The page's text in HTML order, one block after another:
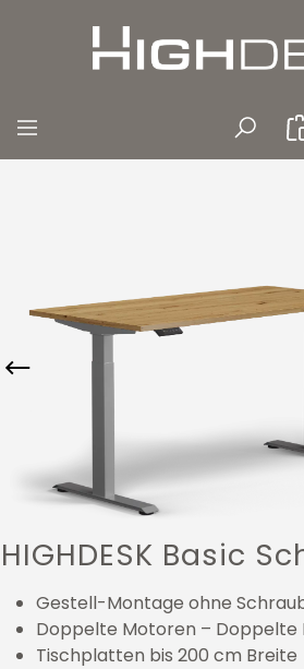
Zum Hauptinhalt springen
HIGHDESK Basic
Gestell-Montage ohne
Doppelte Motoren – Doppelte
Tischplatten bis 200 cm Breite